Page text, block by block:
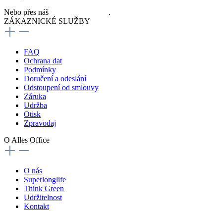
Nebo přes náš
.
ZÁKAZNICKÉ SLUŽBY
FAQ
Ochrana dat
Podmínky
Doručení a odeslání
Odstoupení od smlouvy
Záruka
Udržba
Otisk
Zpravodaj
O Alles Office
O nás
Superlonglife
Think Green
Udržitelnost
Kontakt